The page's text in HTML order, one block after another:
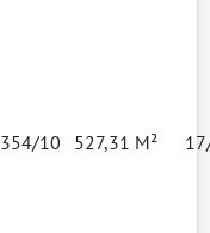
354/10 527,31 M²